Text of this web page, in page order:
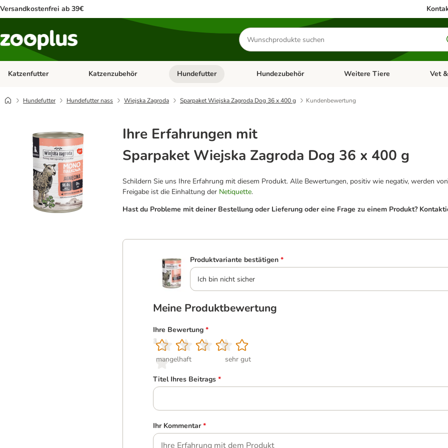
Versandkostenfrei ab 39€
Produkte
suchen
Katzenfutter Kategorie-Menü öffnen: Katzenfutter
Katzenzubehör Kategorie-Menü öffnen: Katzenzubehör
Hundefutter Kategorie-Menü öffnen: Hundefutter
Hundezubehör Kategorie-Menü öffnen:
Weitere Tiere Vet
Hundefutter Hundefutter nass Wiejska Zagroda Sparpaket Wiejska Zagroda Dog 36 x 400 g Kundenbewertung
Ihre Erfahrungen mit
Sparpaket Wiejska Zagroda Dog 36 x 400 g
Schildern Sie uns Ihre Erfahrung mit diesem Produkt. Alle Bewertungen, positiv wie negativ, werden
Freigabe ist die Einhaltung der Netiquette.
Hast du Probleme mit deiner Bestellung oder Lieferung oder eine Frage zu einem Produkt?
Produktvariante bestätigen *
Ich bin nicht sicher
Meine Produktbewertung
Ihre Bewertung *
1
mangelhaft
2
3
4
5
sehr gut
Titel Ihres Beitrags *
Ihr Kommentar *